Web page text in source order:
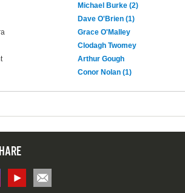
Michael Burke (2)
Dave O'Brien (1)
Grace O'Malley
Clodagh Twomey
Arthur Gough
Conor Nolan (1)